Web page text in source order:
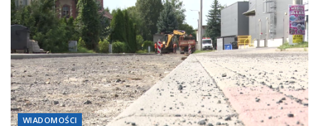
WIADOMOŚCI